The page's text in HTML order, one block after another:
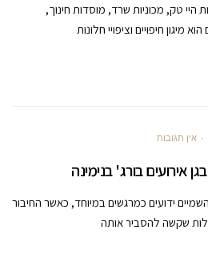
טק, מכוניות שרד, מוסדות חינוך,
מיגון חיפויים וציפויי חלונות
אין תגובות
אירועים בורג' בנימינה
ידועים כמרגשים במיוחד, כאשר החיבור
שקשה להסביר אותה